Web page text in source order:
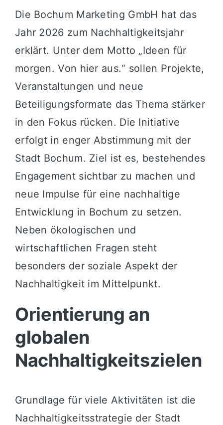
Die Bochum Marketing GmbH hat das
Jahr 2026 zum Nachhaltigkeitsjahr
erklärt. Unter dem Motto „Ideen für
morgen. Von hier aus.“ sollen Projekte,
Veranstaltungen und neue
Beteiligungsformate das Thema stärker
in den Fokus rücken. Die Initiative
erfolgt in enger Abstimmung mit der
Stadt Bochum. Ziel ist es, bestehendes
Engagement sichtbar zu machen und
neue Impulse für eine nachhaltige
Entwicklung in Bochum zu setzen.
Neben ökologischen und
wirtschaftlichen Fragen steht
besonders der soziale Aspekt der
Nachhaltigkeit im Mittelpunkt.
Orientierung an
globalen
Nachhaltigkeitszielen
Grundlage für viele Aktivitäten ist die
Nachhaltigkeitsstrategie der Stadt